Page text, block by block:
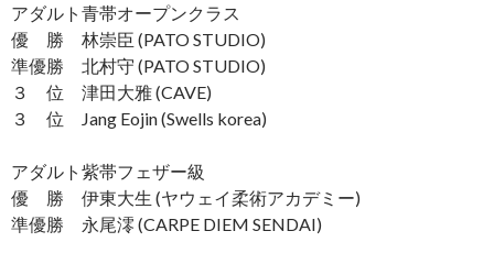
アダルト青帯オープンクラス
優 勝 林崇臣 (PATO STUDIO)
準優勝 北村守 (PATO STUDIO)
３ 位 津田大雅 (CAVE)
３ 位 Jang Eojin (Swells korea)
アダルト紫帯フェザー級
優 勝 伊東大生 (ヤウェイ柔術アカデミー)
準優勝 永尾澪 (CARPE DIEM SENDAI)